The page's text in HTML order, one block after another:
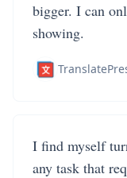
bigger. I can
showing.
I find myself
any task that